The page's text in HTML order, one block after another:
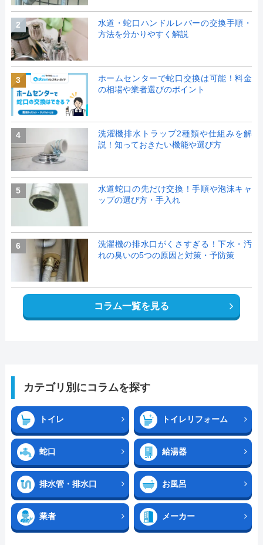
2
水道・蛇口ハンドルレバーの交換手順・
方法を分かりやすく解説
3
ホームセンターで蛇口交換は可能！料金
の相場や業者選びのポイント
4
洗濯機排水トラップ2種類や仕組みを解
説！知っておきたい機能や選び方
5
水道蛇口の先だけ交換！手順や泡沫キャ
ップの選び方・手入れ
6
洗濯機の排水口がくさすぎる！下水・汚
れの臭いの5つの原因と対策・予防策
コラム一覧を見る
カテゴリ別にコラムを探す
トイレ トイレリフォーム
蛇口 給湯器
排水管・排水口 お風呂
業者 メーカー